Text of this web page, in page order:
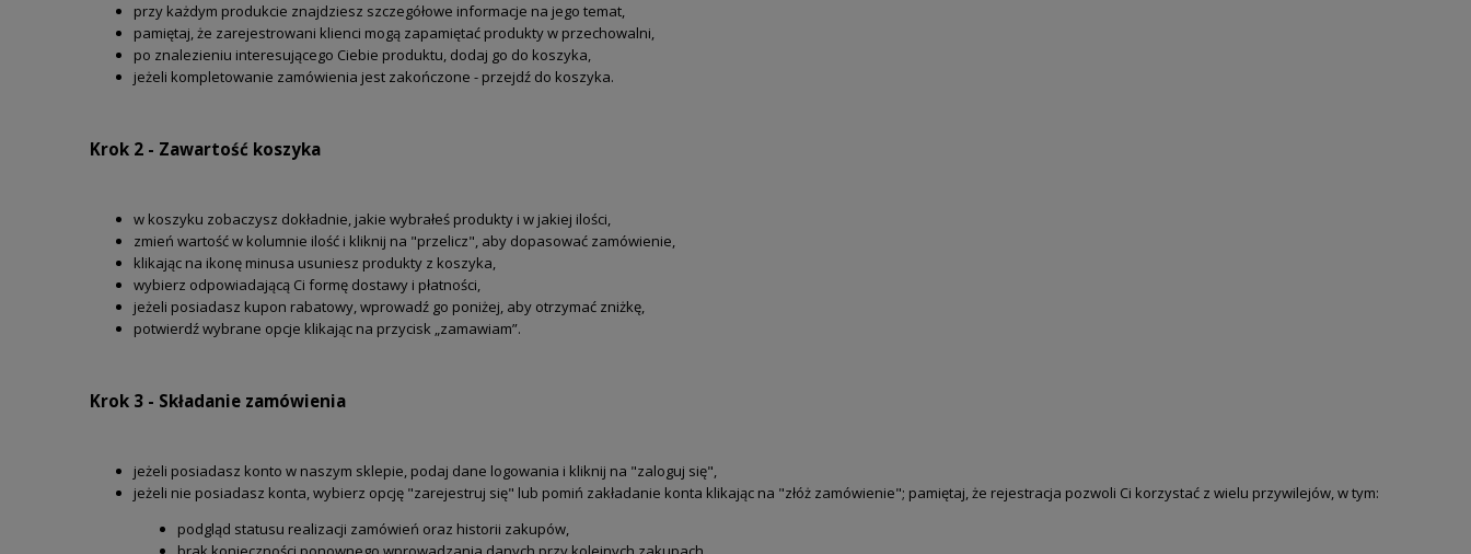
przy każdym produkcie znajdziesz szczegółowe informacje na jego temat,
pamiętaj, że zarejestrowani klienci mogą zapamiętać produkty w przechowalni,
po znalezieniu interesującego Ciebie produktu, dodaj go do koszyka,
jeżeli kompletowanie zamówienia jest zakończone - przejdź do koszyka.
Krok 2 - Zawartość koszyka
w koszyku zobaczysz dokładnie, jakie wybrałeś produkty i w jakiej ilości,
zmień wartość w kolumnie ilość i kliknij na "przelicz", aby dopasować zamówienie,
klikając na ikonę minusa usuniesz produkty z koszyka,
wybierz odpowiadającą Ci formę dostawy i płatności,
jeżeli posiadasz kupon rabatowy, wprowadź go poniżej, aby otrzymać zniżkę,
potwierdź wybrane opcje klikając na przycisk „zamawiam”.
Krok 3 - Składanie zamówienia
jeżeli posiadasz konto w naszym sklepie, podaj dane logowania i kliknij na "zaloguj się",
jeżeli nie posiadasz konta, wybierz opcję "zarejestruj się" lub pomiń zakładanie konta klikając na "złóż zamówienie"; pamiętaj, że rejestracja pozwoli Ci korzystać z wielu przywilejów, w tym:
podgląd statusu realizacji zamówień oraz historii zakupów,